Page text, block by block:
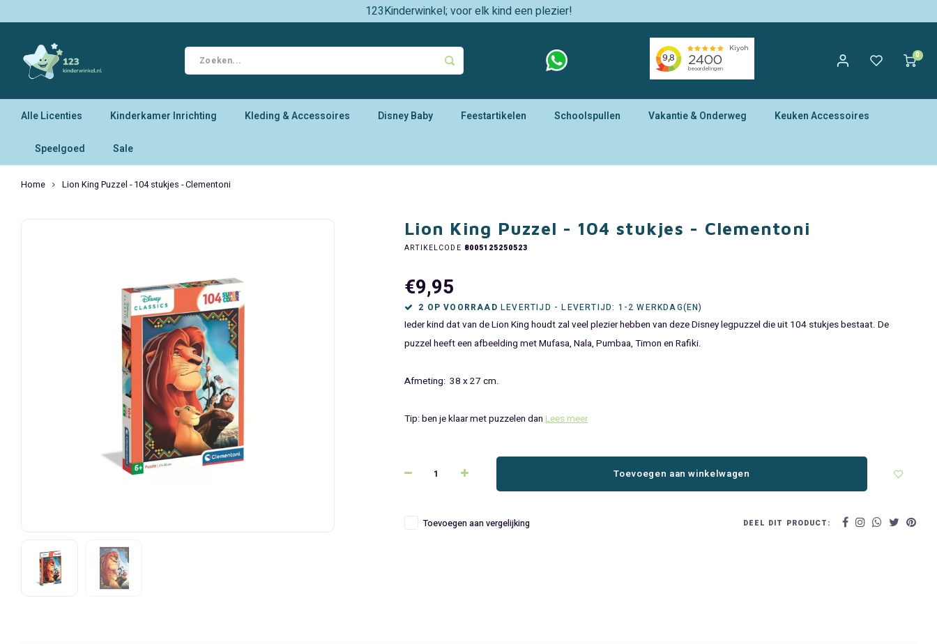
123Kinderwinkel; voor elk kind een plezier!
0
Alle Licenties Kinderkamer Inrichting Kleding & Accessoires Disney Baby Feestartikelen Schoolspullen Vakantie & Onderweg Keuken Accessoires
Speelgoed Sale
Home Lion King Puzzel - 104 stukjes - Clementoni
Lion King Puzzel - 104 stukjes - Clementoni
ARTIKELCODE 8005125250523
€9,95
2 OP VOORRAAD LEVERTIJD - LEVERTIJD: 1-2 WERKDAG(EN)
Ieder kind dat van de Lion King houdt zal veel plezier hebben van deze Disney legpuzzel die uit 104 stukjes bestaat. De
puzzel heeft een afbeelding met Mufasa, Nala, Pumbaa, Timon en Rafiki.
Afmeting: 38 x 27 cm.
Tip: ben je klaar met puzzelen dan Lees meer
Toevoegen aan winkelwagen
Toevoegen aan vergelijking DEEL DIT PRODUCT: